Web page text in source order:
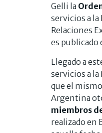
Gelli la
servicios a
Relaciones
es publicado
Llegado a
servicios a
que el
Argentina
miembros
realizado en